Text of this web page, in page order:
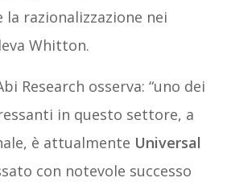
razionalizzazione nei
Whitton.
Research osserva: “uno dei
in questo settore, a
è attualmente Universal
con notevole successo